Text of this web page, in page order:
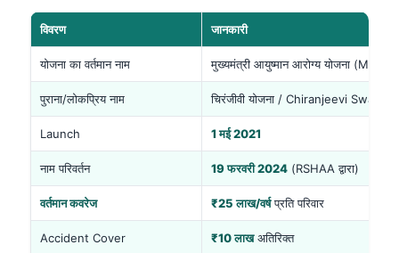
विवरण जानकारी
योजना का वर्तमान नाम मुख्यमंत्री आयुष्मान आरोग्य योजना (MAA)
पुराना/लोकप्रिय नाम चिरंजीवी योजना / Chiranjeevi
Launch 1 मई 2021
नाम परिवर्तन 19 फरवरी 2024 (RSHAA द्वारा)
वर्तमान कवरेज ₹25 लाख/वर्षप्रति परिवार
Accident Cover ₹10 लाखअतिरिक्त